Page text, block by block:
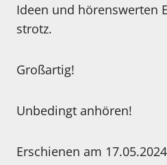
Ideen und hörenswerten
strotz.
Großartig!
Unbedingt anhören!
Erschienen am 17.05.2024